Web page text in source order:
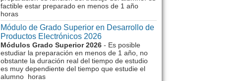
factible estar preparado en menos de 1 año
horas
Módulo de Grado Superior en Desarrollo de
Productos Electrónicos 2026
Módulos Grado Superior 2026 - Es posible
estudiar la preparación en menos de 1 año, no
obstante la duración real del tiempo de estudio
es muy dependiente del tiempo que estudie el
alumno horas